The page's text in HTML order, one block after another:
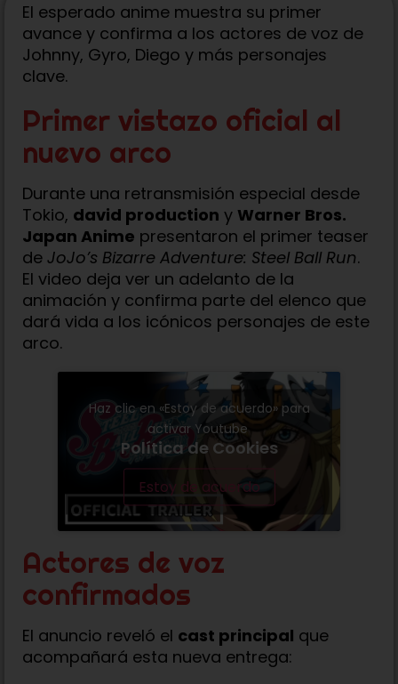
El esperado anime muestra su primer
avance y confirma a los actores de voz de
Johnny, Gyro, Diego y más personajes
clave.
Primer vistazo oficial al
nuevo arco
Durante una retransmisión especial desde
Tokio, david production y Warner Bros.
Japan Anime presentaron el primer teaser
de JoJo’s Bizarre Adventure: Steel Ball Run.
El video deja ver un adelanto de la
animación y confirma parte del elenco que
dará vida a los icónicos personajes de este
arco.
Haz clic en «Estoy de acuerdo» para
activar Youtube
Política de Cookies
Estoy de acuerdo
Actores de voz
confirmados
El anuncio reveló el cast principal que
acompañará esta nueva entrega: